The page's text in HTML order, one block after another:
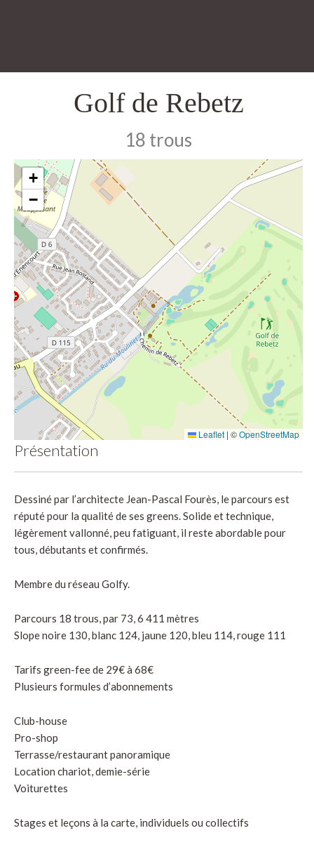
Golf de Rebetz
18 trous
+
−
Leaflet | ©OpenStreetMap
Présentation
Dessiné par l’architecte Jean-Pascal Fourès, le parcours est
réputé pour la qualité de ses greens. Solide et technique,
légèrement vallonné, peu fatiguant, il reste abordable pour
tous, débutants et confirmés.
Membre du réseau Golfy.
Parcours 18 trous, par 73, 6 411 mètres
Slope noire 130, blanc 124, jaune 120, bleu 114, rouge 111
Tarifs green-fee de 29€ à 68€
Plusieurs formules d’abonnements
Club-house
Pro-shop
Terrasse/restaurant panoramique
Location chariot, demie-série
Voiturettes
Stages et leçons à la carte, individuels ou collectifs